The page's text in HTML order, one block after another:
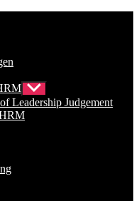
Untermenü
anzeigen
Leadership Judgement